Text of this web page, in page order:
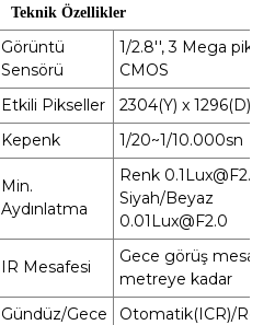
Teknik Özellikler
Görüntü
Sensörü
1/2.8'', 3 Mega
CMOS
Etkili Pikseller
2304(Y) x 1296(D)
Kepenk
1/20~1/10.000sn
Min.
Aydınlatma
Renk 0.1Lux@F2.0,
Siyah/Beyaz
0.01Lux@F2.0
IR Mesafesi
Gece görüş
metreye kadar
Gündüz/Gece
Otomatik(ICR)/